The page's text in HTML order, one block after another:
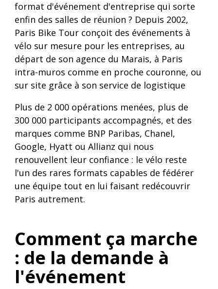
format d'événement d'entreprise qui sorte
enfin des salles de réunion ? Depuis 2002,
Paris Bike Tour conçoit des événements à
vélo sur mesure pour les entreprises, au
départ de son agence du Marais, à Paris
intra-muros comme en proche couronne, ou
sur site grâce à son service de logistique
Plus de 2 000 opérations menées, plus de
300 000 participants accompagnés, et des
marques comme BNP Paribas, Chanel,
Google, Hyatt ou Allianz qui nous
renouvellent leur confiance : le vélo reste
l'un des rares formats capables de fédérer
une équipe tout en lui faisant redécouvrir
Paris autrement.
Comment ça marche
: de la demande à
l'événement